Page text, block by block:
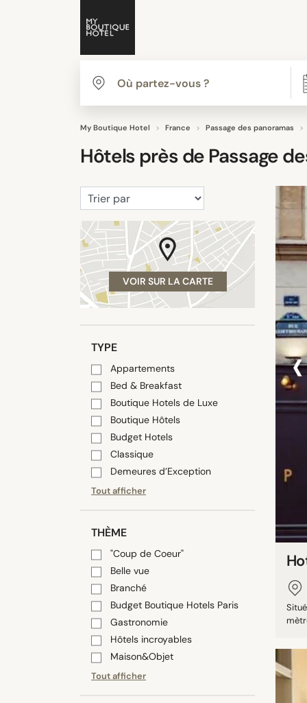
My Boutique Hotel France Passage des panoramas
Hôtels près de Passage
VOIR SUR LA CARTE
TYPE
Appartements
Bed & Breakfast
Boutique Hotels de Luxe
Boutique Hôtels
Budget Hotels
Classique
Demeures d’Exception
Tout afficher
THÈME
"Coup de Coeur"
Belle vue
Branché
Budget Boutique Hotels Paris
Gastronomie
Hôtels incroyables
Maison&Objet
Tout afficher
‹